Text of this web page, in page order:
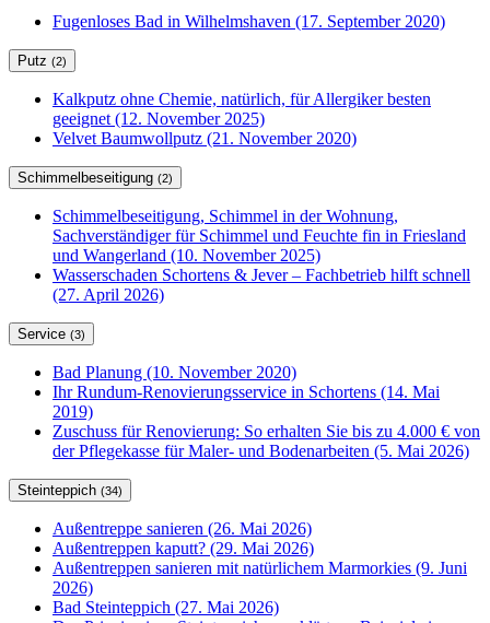
Fugenloses Bad in Wilhelmshaven (17. September 2020)
Putz (2)
Kalkputz ohne Chemie, natürlich, für Allergiker besten
geeignet (12. November 2025)
Velvet Baumwollputz (21. November 2020)
Schimmelbeseitigung (2)
Schimmelbeseitigung, Schimmel in der Wohnung,
Sachverständiger für Schimmel und Feuchte fin in Friesland
und Wangerland (10. November 2025)
Wasserschaden Schortens & Jever – Fachbetrieb hilft schnell
(27. April 2026)
Service (3)
Bad Planung (10. November 2020)
Ihr Rundum-Renovierungsservice in Schortens (14. Mai
2019)
Zuschuss für Renovierung: So erhalten Sie bis zu 4.000 € von
der Pflegekasse für Maler- und Bodenarbeiten (5. Mai 2026)
Steinteppich (34)
Außentreppe sanieren (26. Mai 2026)
Außentreppen kaputt? (29. Mai 2026)
Außentreppen sanieren mit natürlichem Marmorkies (9. Juni
2026)
Bad Steinteppich (27. Mai 2026)